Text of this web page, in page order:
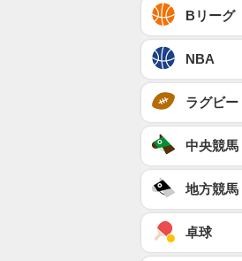
Bリーグ
NBA
ラグビー
中央競馬
地方競馬
卓球